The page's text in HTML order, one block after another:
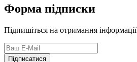
Форма підписки
Підпишіться на отримання інформації
Підписатися